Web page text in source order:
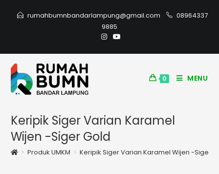
rumahbumnbandarlampung@gmail.com
08964337
9885
0 MENU
Keripik Siger Varian Karamel
Wijen -Siger Gold
> Produk UMKM > Keripik Siger Varian Karamel Wijen -Siger